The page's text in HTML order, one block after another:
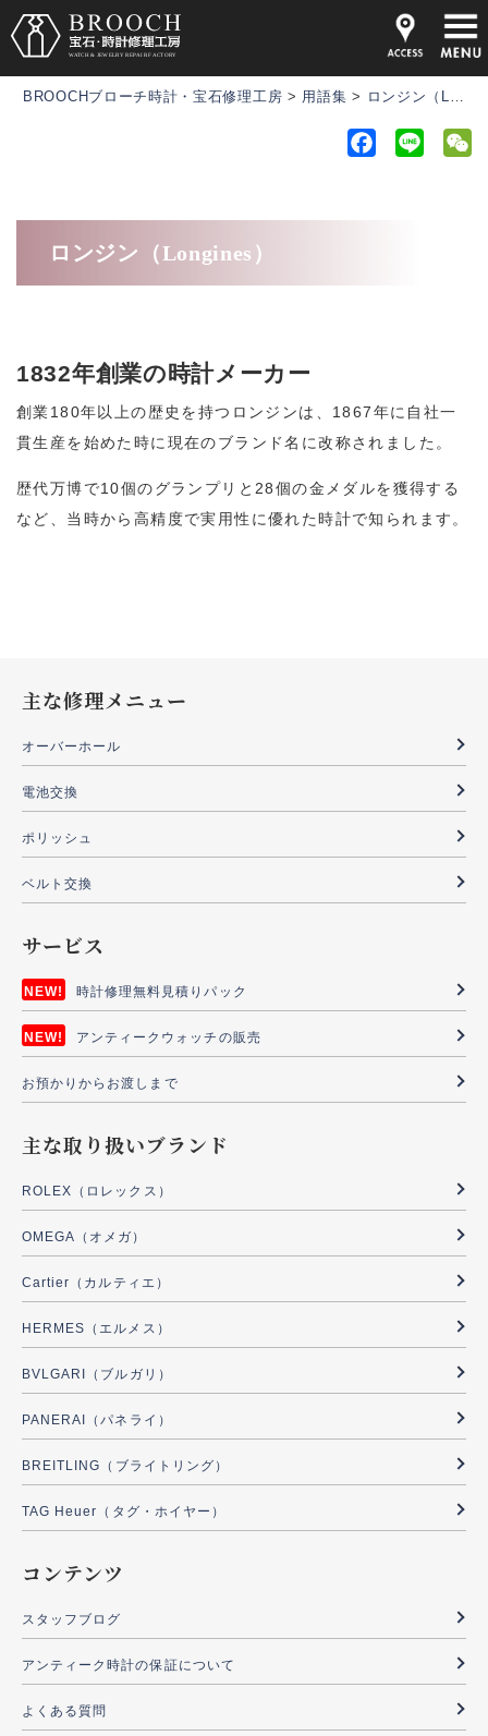
BROOCHブローチ時計・宝石修理工房 > 用語集 > ロンジン（Longines）
ロンジン（Longines）
1832年創業の時計メーカー
創業180年以上の歴史を持つロンジンは、1867年に自社一
貫生産を始めた時に現在のブランド名に改称されました。
歴代万博で10個のグランプリと28個の金メダルを獲得する
など、当時から高精度で実用性に優れた時計で知られます。
主な修理メニュー
オーバーホール
電池交換
ポリッシュ
ベルト交換
サービス
時計修理無料見積りパック
アンティークウォッチの販売
お預かりからお渡しまで
主な取り扱いブランド
ROLEX（ロレックス）
OMEGA（オメガ）
Cartier（カルティエ）
HERMES（エルメス）
BVLGARI（ブルガリ）
PANERAI（パネライ）
BREITLING（ブライトリング）
TAG Heuer（タグ・ホイヤー）
コンテンツ
スタッフブログ
アンティーク時計の保証について
よくある質問